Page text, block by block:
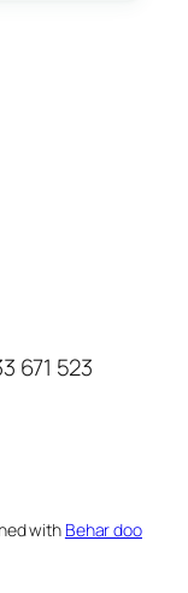
671 523
with Behar doo